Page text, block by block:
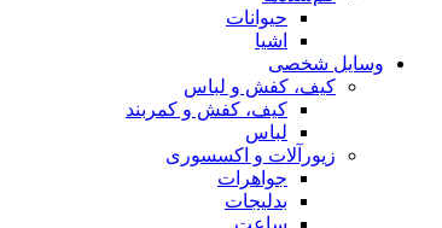
حیوانات
اشیا
وسایل شخصی
کیف، کفش و لباس
کیف، کفش و کمربند
لباس
زیورآلات و اکسسوری
جواهرات
بدلیجات